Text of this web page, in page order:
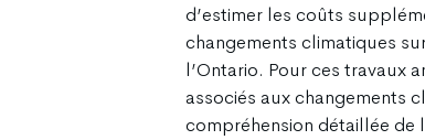
d’estimer les coûts
changements climatiques
l’Ontario. Pour ces travaux
associés aux changements
compréhension détaillée de